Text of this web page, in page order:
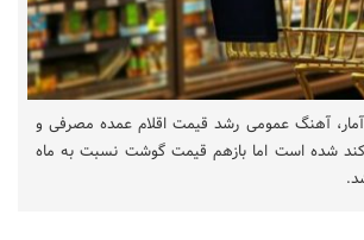
آهنگ عمومی رشد قیمت اقلام عمده مصرفی و
شده است اما بازهم قیمت گوشت نسبت به ماه